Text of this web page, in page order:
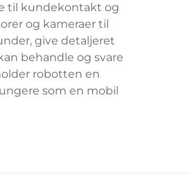
til kundekontakt og
og kameraer til
give detaljeret
behandle og svare
robotten en
som en mobil